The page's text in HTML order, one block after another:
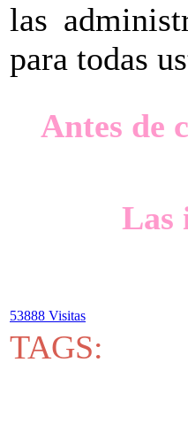
las
para todas
Antes de
Las
53888 Visitas
TAGS: